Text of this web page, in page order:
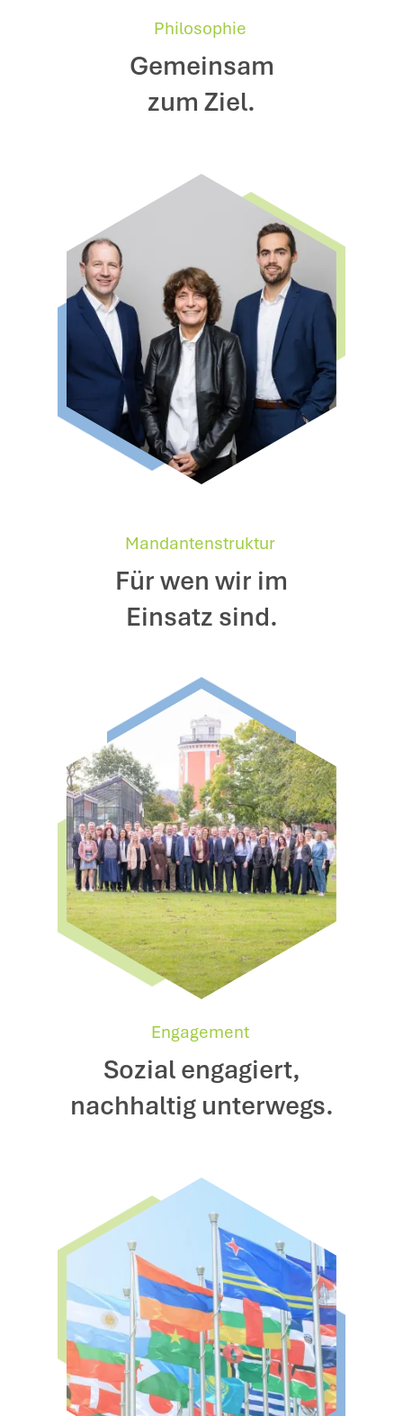
Philosophie
Gemeinsam
zum Ziel.
Mandantenstruktur
Für wen wir im
Einsatz sind.
Engagement
Sozial engagiert,
nachhaltig unterwegs.